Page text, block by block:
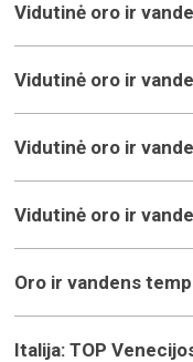
Vidutinė oro ir
Vidutinė oro ir
Vidutinė oro ir
Vidutinė oro ir
Oro ir vandens
Italija: TOP